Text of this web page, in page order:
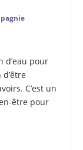
d’eau pour
C’est un
être pour